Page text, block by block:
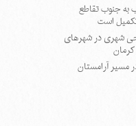
جنوب تقاطع
است
شهری در شهرهای
مسیر آرامستان